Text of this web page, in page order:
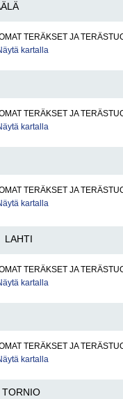
TERÄKSET JA
kartalla
TERÄKSET JA
kartalla
TERÄKSET JA
kartalla
LAHTI
TERÄKSET JA
kartalla
TERÄKSET JA
kartalla
TORNIO